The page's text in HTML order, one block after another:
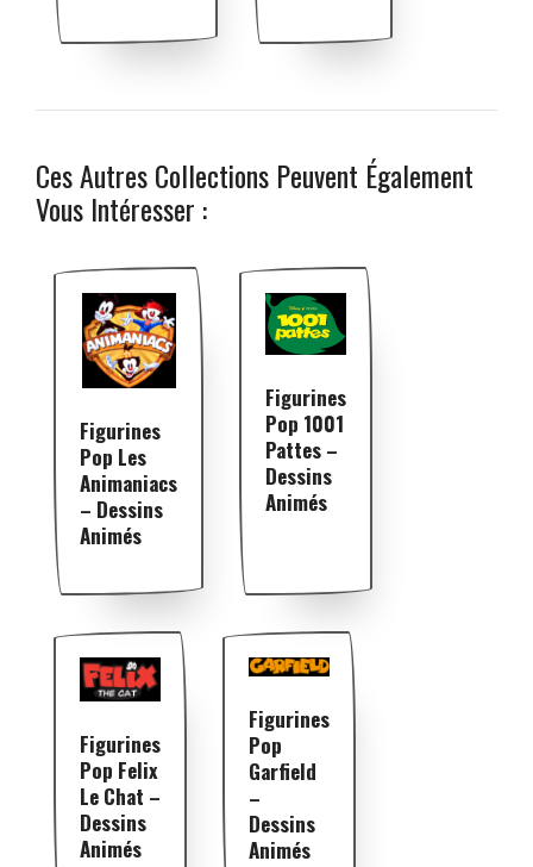
Ces Autres Collections Peuvent Également
Vous Intéresser :
Figurines
Pop Les
Animaniacs
– Dessins
Animés
Figurines
Pop 1001
Pattes –
Dessins
Animés
Figurines
Pop Felix
Le Chat –
Dessins
Animés
Figurines
Pop
Garfield
–
Dessins
Animés